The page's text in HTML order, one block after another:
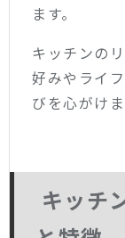
ます。
キッチンの
好みやライ
びを心がけま
キッチ